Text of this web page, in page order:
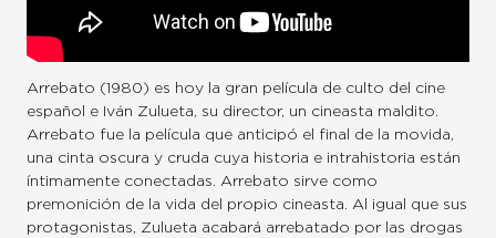
Arrebato (1980) es hoy la gran película de culto del cine
español e Iván Zulueta, su director, un cineasta maldito.
Arrebato fue la película que anticipó el final de la movida,
una cinta oscura y cruda cuya historia e intrahistoria están
íntimamente conectadas. Arrebato sirve como
premonición de la vida del propio cineasta. Al igual que sus
protagonistas, Zulueta acabará arrebatado por las drogas